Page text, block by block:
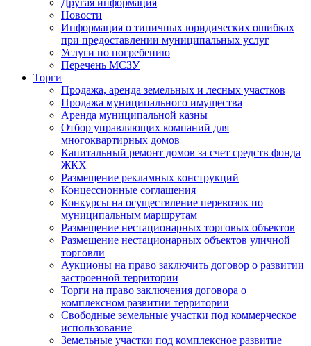
Другая информация
Новости
Информация о типичных юридических ошибках
при предоставлении муниципальных услуг
Услуги по погребению
Перечень МСЗУ
Торги
Продажа, аренда земельных и лесных участков
Продажа муниципального имущества
Аренда муниципальной казны
Отбор управляющих компаний для
многоквартирных домов
Капитальный ремонт домов за счет средств фонда
ЖКХ
Размещение рекламных конструкций
Концессионные соглашения
Конкурсы на осуществление перевозок по
муниципальным маршрутам
Размещение нестационарных торговых объектов
Размещение нестационарных объектов уличной
торговли
Аукционы на право заключить договор о развитии
застроенной территории
Торги на право заключения договора о
комплексном развитии территории
Свободные земельные участки под коммерческое
использование
Земельные участки под комплексное развитие